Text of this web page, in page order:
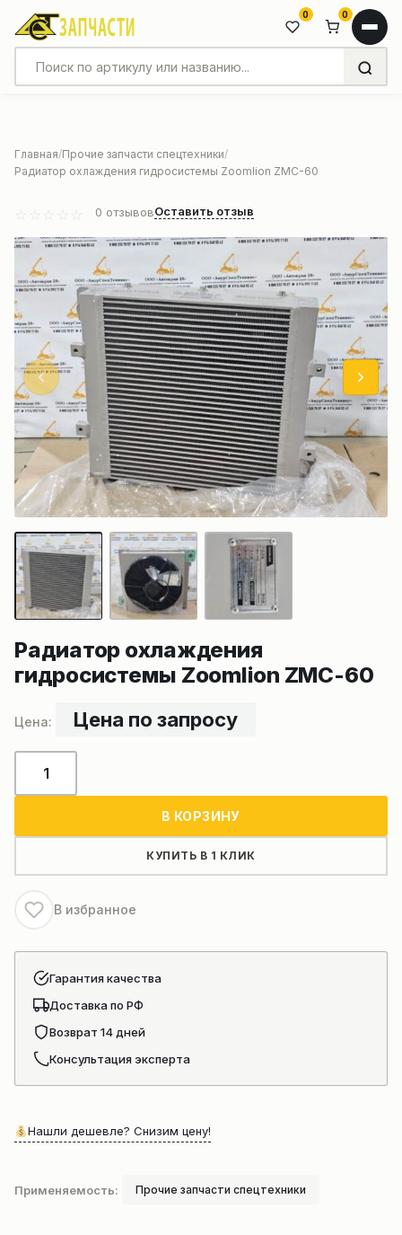
0 0
Главная Прочие запчасти спецтехники
Радиатор охлаждения гидросистемы Zoomlion ZMC-60
0 отзывовОставить отзыв
Радиатор охлаждения
гидросистемы Zoomlion ZMC-60
Цена по запросу
товара
Zoomlion
ZMC-
60
В КОРЗИНУ
КУПИТЬ В 1 КЛИК
В избранное
Гарантия качества
Доставка по РФ
Возврат 14 дней
Консультация эксперта
Нашли дешевле? Снизим цену!
Применяемость: Прочие запчасти спецтехники